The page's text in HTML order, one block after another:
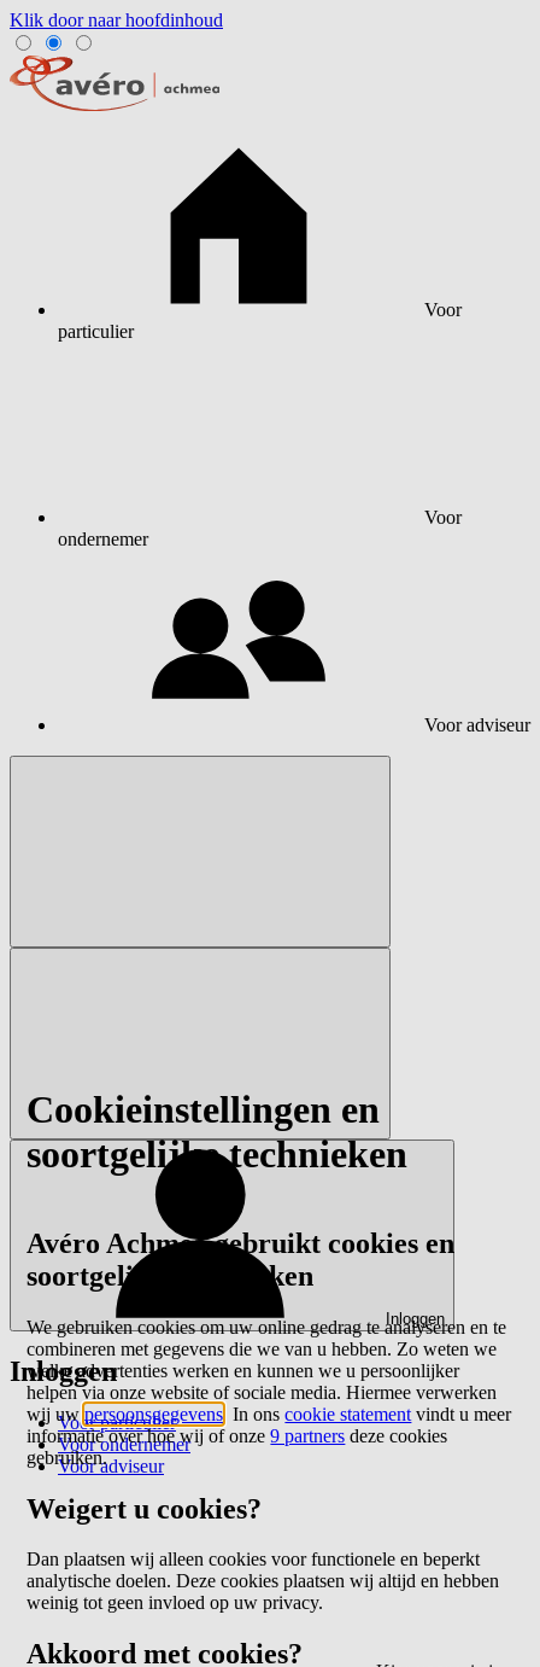
Klik door naar hoofdinhoud
Voor
particulier
Voor
ondernemer
Voor adviseur
Inloggen
Inloggen
Voor particulier
Voor ondernemer
Voor adviseur
Cookieinstellingen en
soortgelijke technieken
Avéro Achmea gebruikt cookies en
soortgelijke technieken
We gebruiken cookies om uw online gedrag te analyseren en te
combineren met gegevens die we van u hebben. Zo weten we
welke advertenties werken en kunnen we u persoonlijker
helpen via onze website of sociale media. Hiermee verwerken
wij uwpersoonsgegevens . In onscookie statement vindt u meer
informatie over hoe wij of onze9 partners deze cookies
gebruiken.
Weigert u cookies?
Dan plaatsen wij alleen cookies voor functionele en beperkt
analytische doelen. Deze cookies plaatsen wij altijd en hebben
weinig tot geen invloed op uw privacy.
Akkoord met cookies?